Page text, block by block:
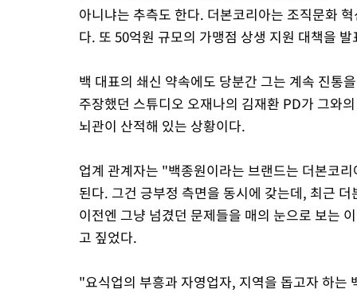
아니냐는 추측도 한다. 더본코리아는 조직문화
다. 또 50억원 규모의 가맹점 상생 지원 대책을
백 대표의 쇄신 약속에도 당분간 그는 계속 진통
주장했던 스튜디오 오재나의 김재환 PD가 그와
뇌관이 산적해 있는 상황이다.
업계 관계자는 "백종원이라는 브랜드는 더본코
된다. 그건 긍부정 측면을 동시에 갖는데, 최근
이전엔 그냥 넘겼던 문제들을 매의 눈으로 보는
고 짚었다.
"요식업의 부흥과 자영업자, 지역을 돕고자 하는